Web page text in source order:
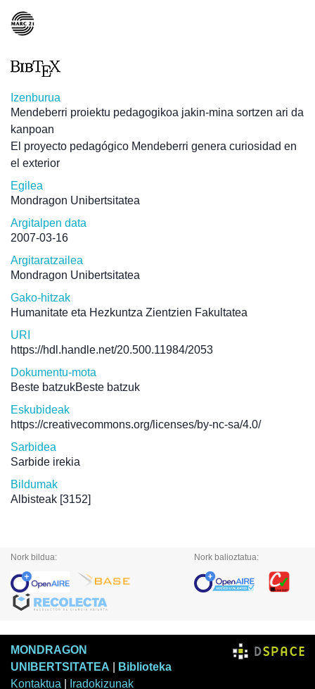
Izenburua
Mendeberri proiektu pedagogikoa jakin-mina sortzen ari da
kanpoan
El proyecto pedagógico Mendeberri genera curiosidad en
el exterior
Egilea
Mondragon Unibertsitatea
Argitalpen data
2007-03-16
Argitaratzailea
Mondragon Unibertsitatea
Gako-hitzak
Humanitate eta Hezkuntza Zientzien Fakultatea
URI
https://hdl.handle.net/20.500.11984/2053
Dokumentu-mota
Beste batzukBeste batzuk
Eskubideak
https://creativecommons.org/licenses/by-nc-sa/4.0/
Sarbidea
Sarbide irekia
Bildumak
Albisteak [3152]
Nork bildua: Nork balioztatua:
MONDRAGON
UNIBERTSITATEA
Biblioteka
Kontaktua
Iradokizunak